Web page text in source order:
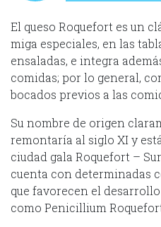
El queso Roquefort es un
miga especiales, en las
ensaladas, e integra
comidas; por lo general,
bocados previos a las
Su nombre de origen
remontaría al siglo XI y
ciudad gala Roquefort –
cuenta con determinadas
que favorecen el
como Penicillium